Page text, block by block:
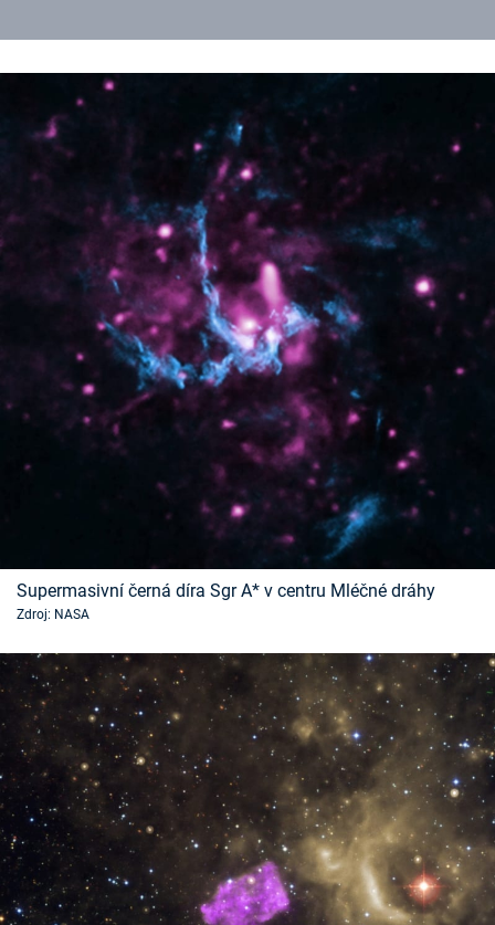
Supermasivní černá díra Sgr A* v centru Mléčné dráhy
Zdroj: NASA